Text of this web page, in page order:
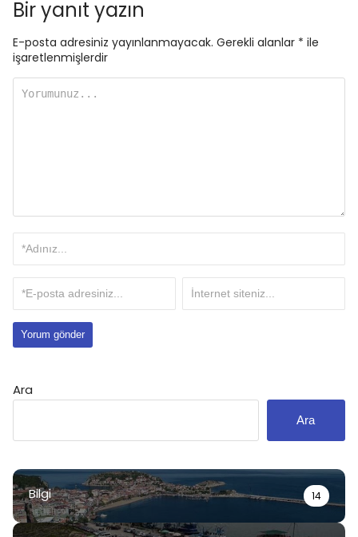
Bir yanıt yazın
E-posta adresiniz yayınlanmayacak. Gerekli alanlar * ile
işaretlenmişlerdir
Ara
Ara
Bilgi 14